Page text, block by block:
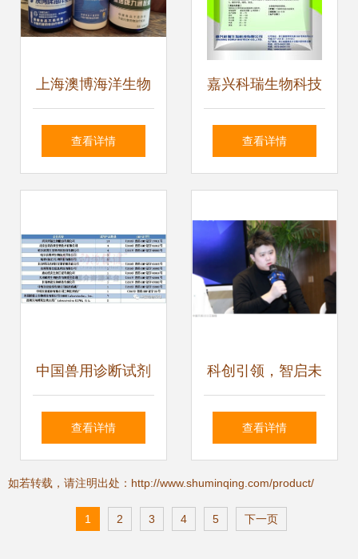
上海澳博海洋生物
技术开发 以匠心定
查看详情
嘉兴科瑞生物科技
多元化饲料添加剂
养殖
查看详情
中国兽用诊断试剂
注册路径与技术开
查看详情
科创引领，智启未
来——2024胡润
俱乐部交流活动在
查看详情
如若转载，请注明出处：http://www.shuminqing.com/product/
1 2 3 4 5 下一页